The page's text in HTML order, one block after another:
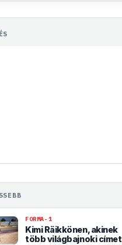
FORMA-1
Kimi Räikkönen, akinek
több világbajnoki címet